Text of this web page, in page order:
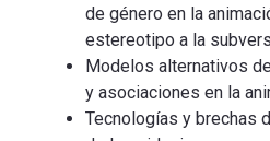
de género en la
estereotipo a la
Modelos alternativos
y asociaciones en la
Tecnologías y brechas